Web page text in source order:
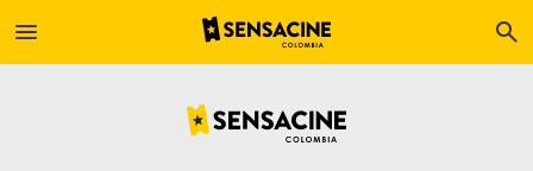
menu search